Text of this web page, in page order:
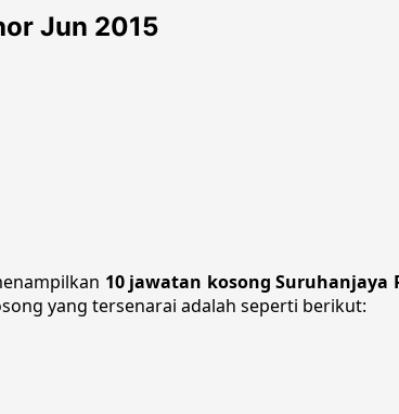
Jun 2015
10 jawatan kosong Suruhanjaya
yang tersenarai adalah seperti berikut: